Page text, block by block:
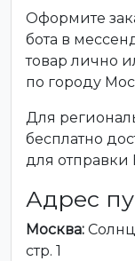
Оформите
бота в
товар лично
по городу
Для
бесплатно
для отправки
Адрес
Москва:
стр. 1